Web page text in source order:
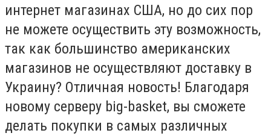
интернет магазинах США, но до сих пор
не можете осуществить эту возможность,
так как большинство американских
магазинов не осуществляют доставку в
Украину? Отличная новость! Благодаря
новому серверу big-basket, вы сможете
делать покупки в самых различных